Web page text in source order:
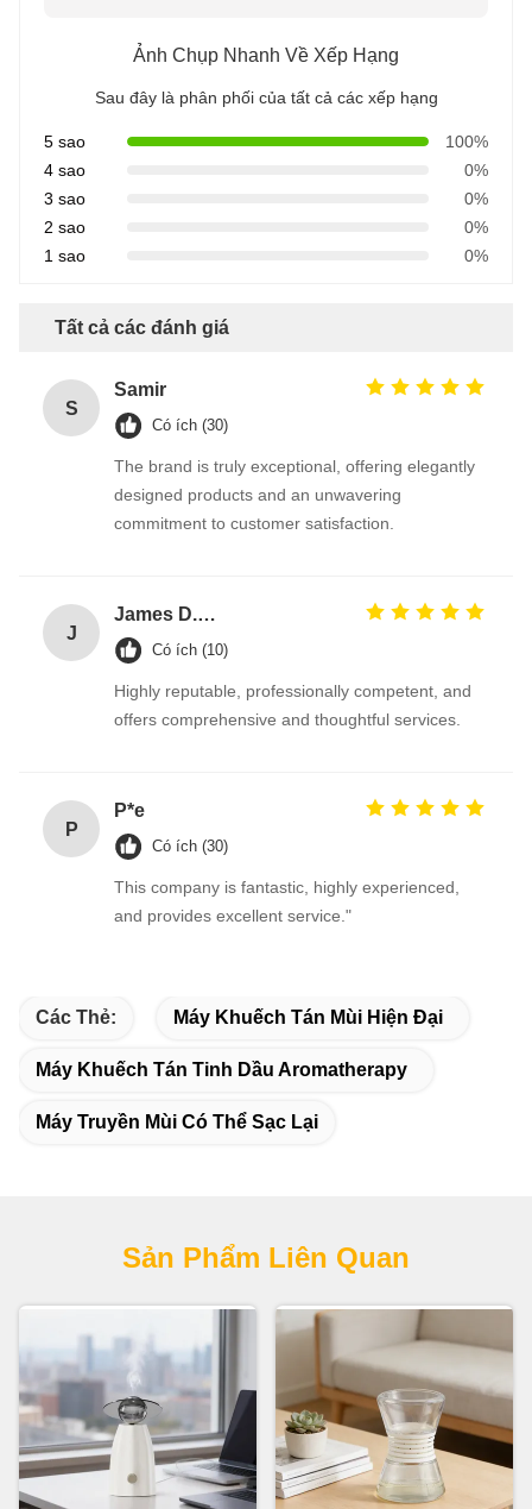
Ảnh Chụp Nhanh Về Xếp Hạng
Sau đây là phân phối của tất cả các xếp hạng
5 sao
100%
4 sao
0%
3 sao
0%
2 sao
0%
1 sao
0%
Tất cả các đánh giá
S
Samir
Có ích (30)
The brand is truly exceptional, offering elegantly
designed products and an unwavering
commitment to customer satisfaction.
J
James D.Roberts
Có ích (10)
Highly reputable, professionally competent, and
offers comprehensive and thoughtful services.
P
P*e
Có ích (30)
This company is fantastic, highly experienced,
and provides excellent service."
Các Thẻ: Máy Khuếch Tán Mùi Hiện Đại
Máy Khuếch Tán Tinh Dầu Aromatherapy
Máy Truyền Mùi Có Thể Sạc Lại
Sản Phẩm Liên Quan